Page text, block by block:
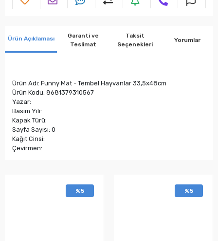
Ürün Açıklaması
Garanti ve
Teslimat
Taksit
Seçenekleri
Yorumlar
Ürün Adı: Funny Mat - Tembel Hayvanlar 33,5x48cm
Ürün Kodu: 8681379310567
Yazar:
Basım Yılı:
Kapak Türü:
Sayfa Sayısı: 0
Kağıt Cinsi:
Çevirmen:
%5 %5